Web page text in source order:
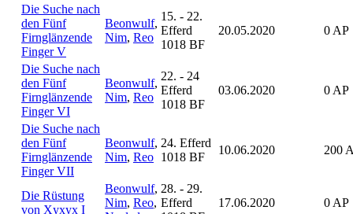
Die Suche nach
den Fünf
Firnglänzende
Finger V
Beonwulf,
Nim, Reo
15. - 22.
Efferd
1018 BF
20.05.2020 0 AP
Die Suche nach
den Fünf
Firnglänzende
Finger VI
Beonwulf,
Nim, Reo
22. - 24
Efferd
1018 BF
03.06.2020 0 AP
Die Suche nach
den Fünf
Firnglänzende
Finger VII
Beonwulf,
Nim, Reo
24. Efferd
1018 BF
10.06.2020 200
Die Rüstung
von Xyxyx I
Beonwulf,
Nim, Reo,
28. - 29.
Efferd
17.06.2020 0 AP